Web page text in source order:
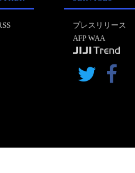
プレスリリース
AFP WAA